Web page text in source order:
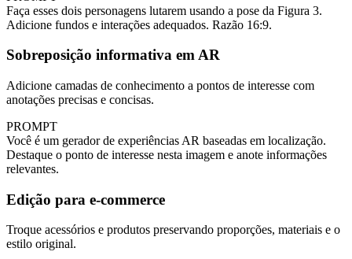
Faça esses dois personagens lutarem usando a pose da Figura 3.
Adicione fundos e interações adequados. Razão 16:9.
Sobreposição informativa em AR
Adicione camadas de conhecimento a pontos de interesse com
anotações precisas e concisas.
PROMPT
Você é um gerador de experiências AR baseadas em localização.
Destaque o ponto de interesse nesta imagem e anote informações
relevantes.
Edição para e‑commerce
Troque acessórios e produtos preservando proporções, materiais e o
estilo original.